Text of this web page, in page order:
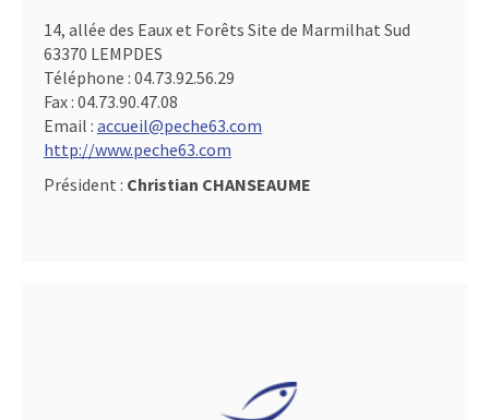
14, allée des Eaux et Forêts Site de Marmilhat Sud
63370 LEMPDES
Téléphone : 04.73.92.56.29
Fax : 04.73.90.47.08
Email : accueil@peche63.com
http://www.peche63.com
Président : Christian CHANSEAUME